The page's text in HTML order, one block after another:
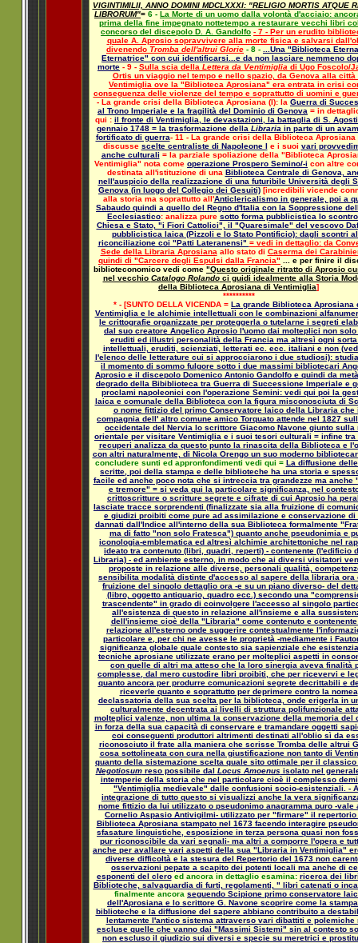
VIGINTIMILII, ANNO DOMINI MDCLXXXI: "RELIGIO MORTIS ATQUE
LIBRORUM"= 6 - La Morte di un uomo dalla volontà d'acciaio:
prima della fine impegnato nottetempo a restaurare vecchi libri
concorso del discepolo D. A. Gandolfo - 7 - Per un erudito
quale A. Aprosio sopravvivere alla morte fisica e salvarsi
divenendo Tromba dell'altrui Glorie - 8 -
...Una "Biblioteca
Eternatrice" con cui identificarsi...e da non lasciare nemmeno
morte - 9 - Sulla scia della Lettera da Ventimiglia di Ugo Foscolo/
Ortis un viaggio nel tempo e nello spazio, da Genova alla città
Ventimiglia ove la "Biblioteca Aprosiana" era entrata in crisi
conseguenza delle violenze del tempo e soprattutto di uomini e
- La grande crisi della Biblioteca Aprosiana (I): la Guerra di
al Trono Imperiale e la fragilità del Dominio di Genova = in
qui : il fronte di Ventimiglia, le devastazioni, la battaglia di S.
gennaio 1748 = la trasformazione della Libraria in parte di un
fortificato di guerra- 11 - La grande crisi della Biblioteca Aprosiana
discusse scelte centraliste di Napoleone Ie i suoi vari
anche culturali = la parziale spoliazione della "Biblioteca
Ventimiglia" nota come operazione Prospero Semino/-i con altre
destinata all'istituzione di una Biblioteca Centrale di Genova,
nell'auspicio della realizzazione di una futuribile Università degli
Genova (in luogo del Collegio dei Gesuiti) [incredibili vicende
alla storia ma soprattutto all'Anticlericalismo in generale, poi a
Sabaudo quindi a quello del Regno d'Italia con la Soppressione
Ecclesiastico: analizza pure sotto forma pubblicistica lo
Chiesa e Stato, "i Fiori Cattolici", il "Quaresimale" del vescovo
pubblicistica laica (Pizzoli e lo Stato Pontificio): dagli scontri
riconciliazione coi "Patti Lateranensi" = vedi in dettaglio: da
Sede della Libraria Aprosiana allo stato di Caserma dei
quindi di "Carcere degli Espulsi dalla Francia" ... e per finire il
biblioteconomico vedi come "Questo originale ritratto di Aprosio
nel vecchio Catalogo Rolandoci guidi idealmente alla Storia
della Biblioteca Aprosiana di Ventimiglia]
**********
* - [SUNTO DELLA VICENDA = La grande Biblioteca Aprosiana
Ventimiglia e le alchimie intellettuali con le combinazioni
le crittografie organizzate per proteggerla o tutelarne i segreti
dal suo creatore Angelico Aprosio l'uomo dai molteplici non solo
eruditi ed illustri personalità della Francia ma altresì ogni
intellettuali, eruditi, scienziati, letterati ec. ecc. italiani e non
l'elenco delle letterature cui si approcciarono i due studiosi):
il momento di sommo fulgore sotto i due massimi bibliotecari
Aprosio e il discepolo Domenico Antonio Gandolfo e quindi da
degrado della Bibiblioteca tra Guerra di Successione Imperiale e
proclami napoleonici con l'operazione Semini: vedi qui poi la
laica e comunale della Biblioteca con la figura misconosciuta di
o nome fittizio del primo Conservatore laico della Libraria che
compagnia dell' altro comune amico Torquato attende nel 1827
occidentale del Nervia lo scrittore Giacomo Navone giunto sulla
orientale per visitare Ventimiglia e i suoi tesori culturali = infine
recuperi analizza da questo punto la rinascita della Biblioteca e
con altri naturalmente, di Nicola Orengo un suo moderno
concludere sunti ed appronfondimenti vedi qui = La diffusione
scritte, poi della stampa e delle biblioteche ha una storia e
facile ed anche poco nota che si intreccia tra grandezze ma anche
e tremore" = si veda qui la particolare significanza, nel
crittoscritture o scritture segrete e cifrate di cui Aprosio ha
lasciate tracce sorprendenti (finalizzate sia alla fruizione di
e giudizi proibiti come pure ad assimilazione e conservazione
dannati dall'Indice all'interno della sua Biblioteca formalmente
ma di fatto "non solo Fratesca") quanto anche pseudonimia e
iconologia-emblematica ed altresì alchimie architettoniche nel
ideato tra contenuto (libri, quadri, reperti) - contenente (l'edificio
Libraria) - ed ambiente esterno, in modo che ai diversi visitatori
proposte in relazione alle diverse, personali qualità,
sensibilita modalità distinte d'accesso al sapere della libraria ora
fruizione del singolo dettaglio ora -e su un piano diverso- del
(libro, oggetto antiquario, quadro ecc.) secondo una
trascendente" in grado di coinvolgere l'accesso al singolo
all'esistenza di questo in relazione all'insieme e alla
dell'insieme cioè della "Libraria" come contenuto e
relazione all'esterno onde suggerire contestualmente
particolare e, per chi ne avesse le proprietà -mediamente i
significanza globale quale contesto sia sapienziale che
tecniche aprosiane utilizzate erano per molteplici aspetti in
con quelle di altri ma atteso che la loro sinergia aveva finalità
complesse, dal mero custodire libri proibiti, che per ricevervi e
quanto ancora per produrre comunicazioni segrete decrittabili e
riceverle quanto e soprattutto per deprimere contro la nomea
declassatoria della sua scelta per la biblioteca, onde erigerla in
culturalmente decentrata ai livelli di struttura polifunzionale
molteplici valenze, non ultima la conservazione della memoria del
in forza della sua capacità di conservare e tramandare oggetti
coi conseguenti produttori altrimenti destinati all'oblio sì da
riconosciuto il frate alla maniera che scrisse Tromba delle altrui
cosa sottolineata con cura nella giustificazione non tanto di
quanto della sistemazione scelta quale sito ottimale per il classico
Negotiosumreso possibile dal Locus Amoenus isolato nel
intemperie della storia che nel particolare cioè il complesso
"Ventimiglia medievale" dalle confusioni socio-esistenziali. -
integrazione di tutto questo si visualizzi anche la vera
nome fittizio da lui utilizzato o pseudonimo anagramma puro -vale
Cornelio Aspasio Antivigilmi- utilizzato per "firmare" il repertorio
Biblioteca Aprosiana stampato nel 1673 facendo interagire
sfasature linguistiche, esposizione in terza persona quasi non
pur riconoscibile da vari segnali- ma altri a comporre l'opera e
anche per avallare vari aspetti della sua "Libraria in Ventimiglia"
diverse difficoltà e la stesura del Repertorio del 1673 non
osservazioni pepate a scapito dei potenti locali ma anche di
esponenti del clero ed ancora in dettaglio esamina: ricerca dei
Biblioteche, salvaguardia di furti, regolamenti, " libri catenati o
finalmente ancora seguendo Scipione primo conservatore
dell'Aprosiana e lo scrittore G. Navone scoprire come la
biblioteche e la diffusione del sapere abbiano contribuito a
lentamente l'antico sistema attraverso vari dibattiti e polemiche
escluse quelle che vanno dai "Massimi Sistemi" sin al contesto
non escluso il giudizio sui diversi e specie su meretrici e